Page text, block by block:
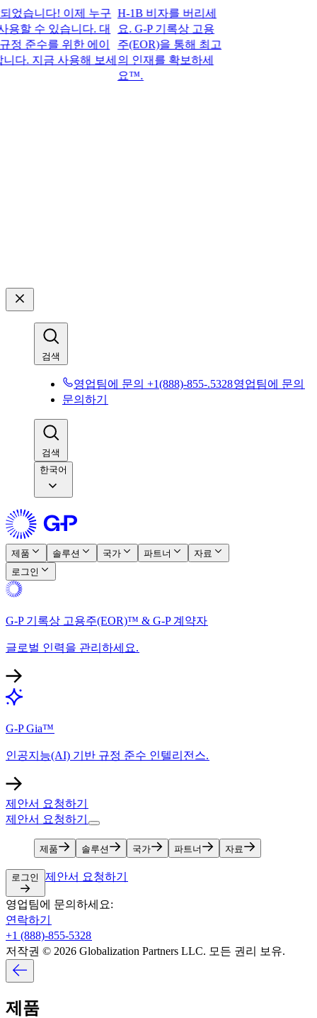
니다! 이제 누구
수 있습니다. 대
준수를 위한 에이
. 지금 사용해 보세
H-1B 비자를 버리세
요. G-P 기록상 고용
주(EOR)을 통해 최고
의 인재를 확보하세
요™.​​
검색​​
영업팀에 문의 +1(888)-855-.5328​​영업팀에 문의​​
문의하기​​
검색​​
한국어
제품​​ 솔루션​​ 국가​​ 파트너​​
자료​​
로그인​​
G-P 기록상 고용주(EOR)™ & G-P 계약자​​
글로벌 인력을 관리하세요.​​
G-P Gia™​​
인공지능(AI) 기반 규정 준수 인텔리전스.​​
제안서 요청하기​​
제안서 요청하기​​
제품​​ 솔루션​​ 국가​​ 파트너​​ 자료​​
로그인​​ 제안서 요청하기​​
영업팀에 문의하세요:​​
연락하기​​
+1 (888)-855-5328​​
저작권 © 2026 Globalization Partners LLC. 모든 권리 보유.​​
제품​​